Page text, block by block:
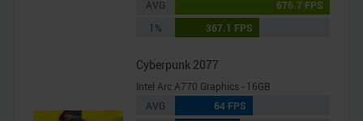
AVG
676.7 FPS
1%
367.1 FPS
Cyberpunk 2077
Intel Arc A770 Graphics - 16GB
AVG
64 FPS